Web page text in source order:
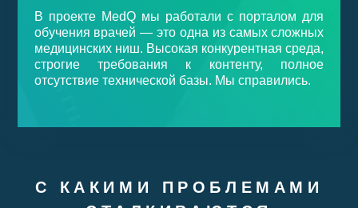
В проекте MedQ мы работали с порталом для
обучения врачей — это одна из самых сложных
медицинских ниш. Высокая конкурентная среда,
строгие требования к контенту, полное
отсутствие технической базы. Мы справились.
С КАКИМИ ПРОБЛЕМАМИ